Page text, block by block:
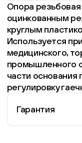
Опора
оцинкованным
круглым
Используется
медицинского,
промышленного
части основания
регулировку
Гарантия
Информация о